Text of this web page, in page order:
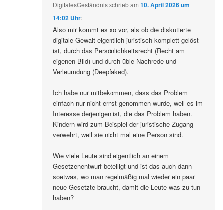
DigitalesGeständnisschriebam10. April 2026 um
14:02 Uhr:
Also mir kommt es so vor, als ob die diskutierte
digitale Gewalt eigentlich juristisch komplett gelöst
ist, durch das Persönlichkeitsrecht (Recht am
eigenen Bild) und durch üble Nachrede und
Verleumdung (Deepfaked).
Ich habe nur mitbekommen, dass das Problem
einfach nur nicht ernst genommen wurde, weil es im
Interesse derjenigen ist, die das Problem haben.
Kindern wird zum Beispiel der juristische Zugang
verwehrt, weil sie nicht mal eine Person sind.
Wie viele Leute sind eigentlich an einem
Gesetzenentwurf beteiligt und ist das auch dann
soetwas, wo man regelmäßig mal wieder ein paar
neue Gesetzte braucht, damit die Leute was zu tun
haben?